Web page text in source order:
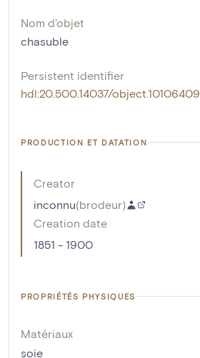
Nom d'objet
chasuble
Persistent identifier
hdl:20.500.14037/object.10106409
PRODUCTION ET DATATION
Creator
inconnu(brodeur)
Creation date
1851 - 1900
PROPRIÉTÉS PHYSIQUES
Matériaux
soie